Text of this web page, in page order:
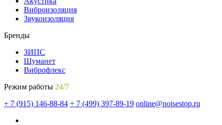
Виброизоляция
Звукоизоляция
Бренды
ЗИПС
Шуманет
Виброфлекс
Режим работы 24/7
+ 7 (915) 146-88-84 + 7 (499) 397-89-19 online@noisestop.ru